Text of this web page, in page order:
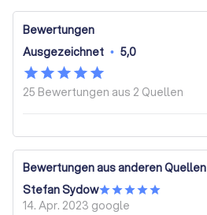
Bewertungen
Ausgezeichnet • 5,0
25 Bewertungen aus 2 Quellen
Bewertungen aus anderen Quellen
Stefan Sydow
14. Apr. 2023 google